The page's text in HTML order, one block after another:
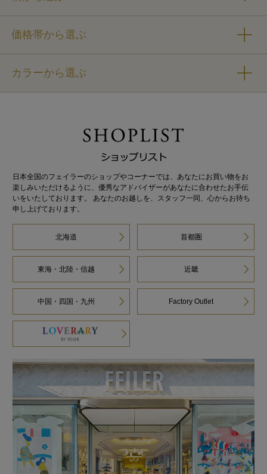
価格帯から選ぶ
カラーから選ぶ
日本全国のフェイラーのショップやコーナーでは、あなたにお買い物をお
楽しみいただけるように、優秀なアドバイザーがあなたに合わせたお手伝
いをいたしております。 あなたのお越しを、スタッフ一同、心からお待ち
申し上げております。
北海道 首都圏
東海・北陸・信越 近畿
中国・四国・九州 Factory Outlet